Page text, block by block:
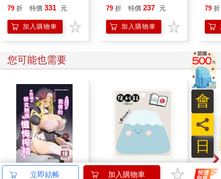
人生盲點的全局思考
79 折 特價 331 元
加入購物車
行動」打開大腦的行動
「行動派」的37個科
學方法
79 折 特價 237 元
加入購物車
金
79 折
您可能也需要
向什麼都能做的軟萌修
小呸角-造型便利貼(小
哩
立即結帳 加入購物車
日
員
會